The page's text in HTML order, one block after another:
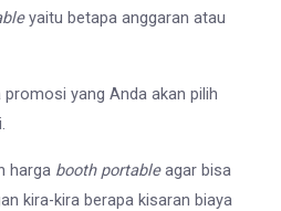
yaitu betapa anggaran atau
yang Anda akan pilih
harga booth portableagar bisa
kira-kira berapa kisaran biaya